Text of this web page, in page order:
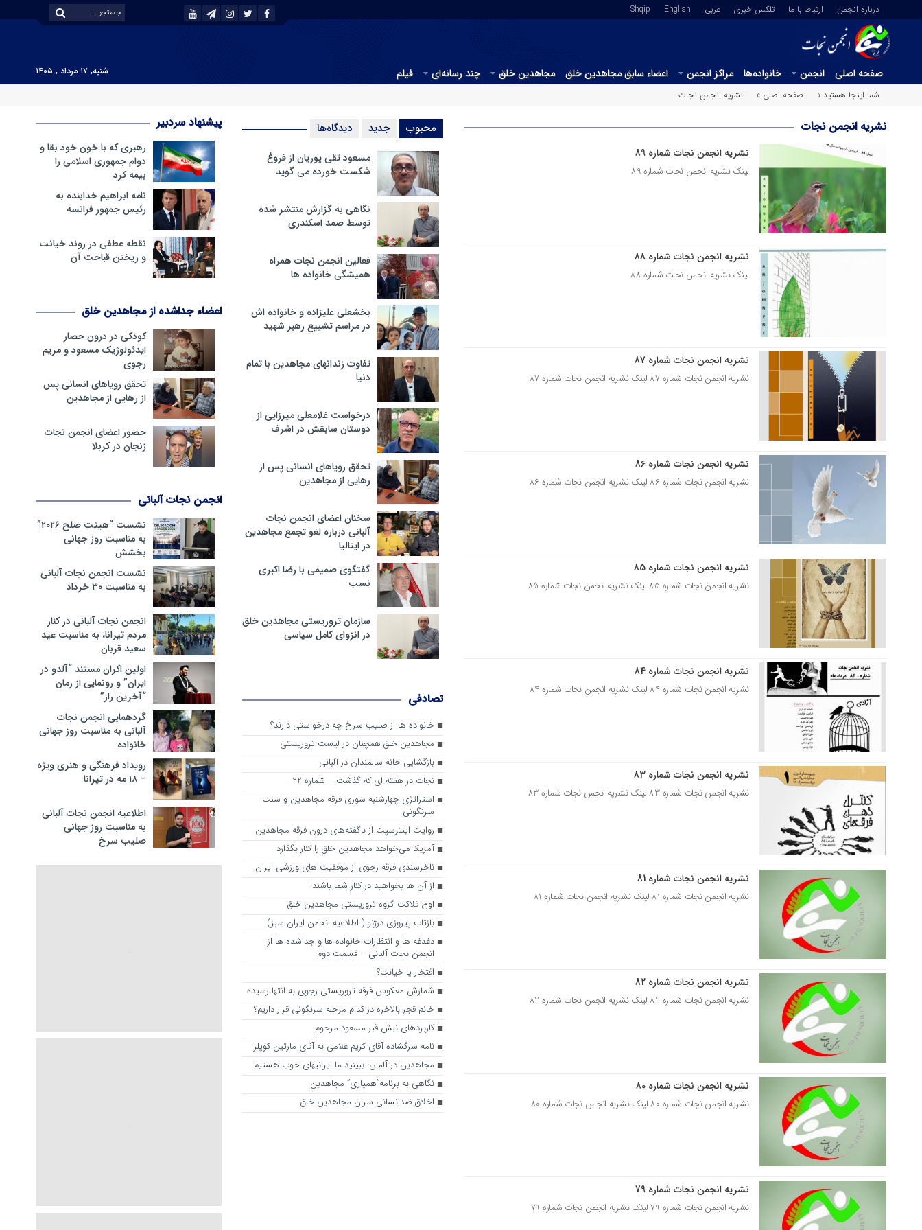
درباره انجمن ارتباط با ما تلکس خبری عربي English
Shqip
صفحه اصلی انجمن خانواده‌ها مراکز انجمن اعضاء سابق مجاهدین خلق مجاهدین خلق چند رسانه‌ای فیلم
شنبه, ۱۷ مرداد , ۱۴۰۵
شما اینجا هستید »
صفحه اصلی » نشریه انجمن نجات
نشریه انجمن نجات
12 خرداد 1398 نشریه انجمن نجات شماره 89
لینک نشریه انجمن نجات شماره 89
نشریه انجمن نجات شماره 88
لینک نشریه انجمن نجات شماره 88
نشریه انجمن نجات شماره 87
نشریه انجمن نجات شماره 87 لینک نشریه انجمن نجات شماره 87
11 آذر 1397 نشریه انجمن نجات شماره 86
نشریه انجمن نجات شماره 86 لینک نشریه انجمن نجات شماره 86
نشریه انجمن نجات شماره 85
نشریه انجمن نجات شماره 85 لینک نشریه انجمن نجات شماره 85
نشریه انجمن نجات شماره 84
نشریه انجمن نجات شماره 84 لینک نشریه انجمن نجات شماره 84
27 تیر 1397 نشریه انجمن نجات شماره 83
نشریه انجمن نجات شماره 83 لینک نشریه انجمن نجات شماره 83
نشریه انجمن نجات شماره 81
نشریه انجمن نجات شماره 81 لینک نشریه انجمن نجات شماره 81
نشریه انجمن نجات شماره 82
نشریه انجمن نجات شماره 82 لینک نشریه انجمن نجات شماره 82
نشریه انجمن نجات شماره 80
نشریه انجمن نجات شماره 80 لینک نشریه انجمن نجات شماره 80
نشریه انجمن نجات شماره 79
نشریه انجمن نجات شماره 79 لینک نشریه انجمن نجات شماره 79
محبوب جدید دیدگاه‌ها
مسعود تقی پوریان از فروغ
شکست خورده می گوید
نگاهی به گزارش منتشر شده
توسط صمد اسکندری
فعالین انجمن نجات همراه
همیشگی خانواده ها
بخشعلی علیزاده و خانواده اش
در مراسم تشییع رهبر شهید
تفاوت زندانهای مجاهدین با تمام
دنیا
درخواست غلامعلی میرزایی از
دوستان سابقش در اشرف
تحقق رویاهای انسانی پس از
رهایی از مجاهدین
سخنان اعضای انجمن نجات
آلبانی درباره لغو تجمع مجاهدین
در ایتالیا
گفتگوی صمیمی با رضا اکبری
نسب
سازمان تروریستی مجاهدین خلق
در انزوای کامل سیاسی
تصادفی
خانواده ها از صلیب سرخ چه درخواستی دارند؟
مجاهدین خلق همچنان در لیست تروریستی
بازگشایی خانه سالمندان در آلبانی
نجات در هفته ای که گذشت – شماره 22
استراتژی چهارشنبه سوری فرقه مجاهدین و سنت
سرنگونی
روایت اینترسپت از ناگفته‌های درون فرقه مجاهدین
آمریکا می‌خواهد مجاهدین خلق را کنار بگذارد
ناخرسندی فرقه رجوی از موفقیت های ورزشی ایران
از آن ها بخواهید در کنار شما باشند!
اوج فلاکت گروه تروریستی مجاهدین خلق
بازتاب پیروزی درژنو ( اطلاعیه انجمن ایران سبز)
دغدغه ها و انتظارات خانواده ها و جداشده ها از
انجمن نجات آلبانی – قسمت دوم
افتخار یا خیانت؟
شمارش معکوس فرقه تروریستی رجوی به انتها رسیده
خانم قجر بالاخره در کدام مرحله سرنگونی قرار داریم؟
کاربردهای نبش قبر مسعود مرحوم
نامه سرگشاده آقای کریم غلامی به آقای مارتین کوپلر
مجاهدین در آلمان: ببینید ما ایرانیهای خوب هستیم
نگاهی به برنامه”همیاری” مجاهدین
اخلاق ضدانسانی سران مجاهدین خلق
پیشنهاد سردبیر
رهبری که با خون خود بقا و
دوام جمهوری اسلامی را
بیمه کرد
نامه ابراهیم خدابنده به
رئیس جمهور فرانسه
نقطه عطفی در روند خیانت
و ریختن قباحت آن
اعضاء جداشده از مجاهدین خلق
کودکی در درون حصار
ایدئولوژیک مسعود و مریم
رجوی
تحقق رویاهای انسانی پس
از رهایی از مجاهدین
حضور اعضای انجمن نجات
زنجان در کربلا
انجمن نجات آلبانی
نشست “هیئت صلح ۲۰۲۶”
به مناسبت روز جهانی
بخشش
نشست انجمن نجات آلبانی
به مناسبت ۳۰ خرداد
انجمن نجات آلبانی در کنار
مردم تیرانا، به مناسبت عید
سعید قربان
اولین اکران مستند “آلدو در
ایران” و رونمایی از رمان
“آخرین راز”
گردهمایی انجمن نجات
آلبانی به مناسبت روز جهانی
خانواده
رویداد فرهنگی و هنری ویژه
– ۱۸ مه در تیرانا
اطلاعیه انجمن نجات آلبانی
به مناسبت روز جهانی
صلیب سرخ